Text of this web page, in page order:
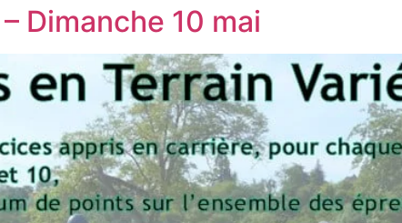
Dimanche 10 mai